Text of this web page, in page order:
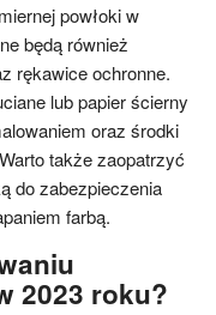
powłoki w
będą również
rękawice ochronne.
lub papier ścierny
oraz środki
także zaopatrzyć
do zabezpieczenia
farbą.
2023 roku?